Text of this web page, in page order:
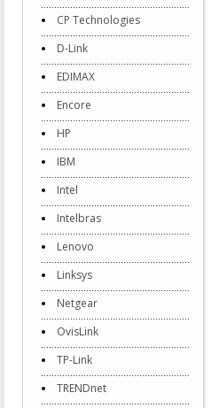
CP Technologies
D-Link
EDIMAX
Encore
HP
IBM
Intel
Intelbras
Lenovo
Linksys
Netgear
OvisLink
TP-Link
TRENDnet